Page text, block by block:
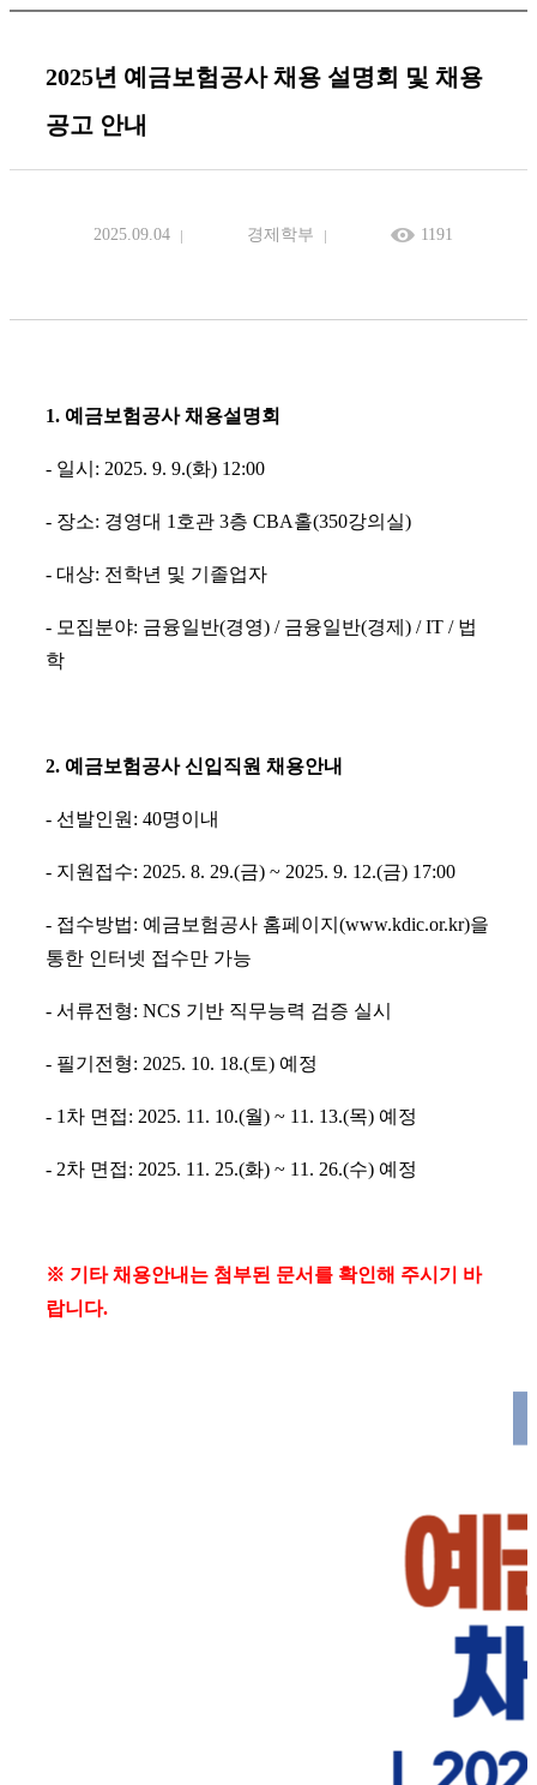
2025년 예금보험공사 채용 설명회 및 채용
공고 안내
2025.09.04 경제학부 1191
1. 예금보험공사 채용설명회
- 일시: 2025. 9. 9.(화) 12:00
- 장소: 경영대 1호관 3층 CBA홀(350강의실)
- 대상: 전학년 및 기졸업자
- 모집분야: 금융일반(경영) / 금융일반(경제) / IT / 법
학
2. 예금보험공사 신입직원 채용안내
- 선발인원: 40명이내
- 지원접수: 2025. 8. 29.(금) ~ 2025. 9. 12.(금) 17:00
- 접수방법: 예금보험공사 홈페이지(www.kdic.or.kr)을
통한 인터넷 접수만 가능
- 서류전형: NCS 기반 직무능력 검증 실시
- 필기전형: 2025. 10. 18.(토) 예정
- 1차 면접: 2025. 11. 10.(월) ~ 11. 13.(목) 예정
- 2차 면접: 2025. 11. 25.(화) ~ 11. 26.(수) 예정
※ 기타 채용안내는 첨부된 문서를 확인해 주시기 바
랍니다.